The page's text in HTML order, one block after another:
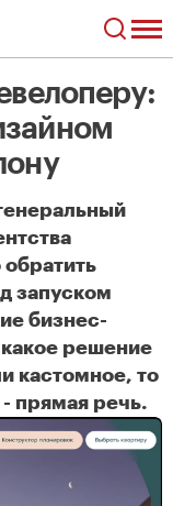
обратить
запуском
бизнес-
решение
кастомное, то
прямая речь.
Какой сайт сделать девелоперу: с индивидуальным дизайном или по готовому шаблону